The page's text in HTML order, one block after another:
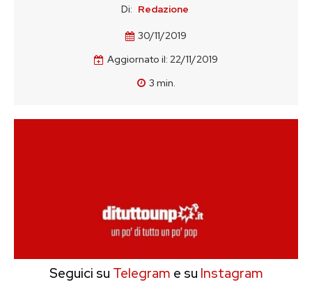
Di: Redazione
30/11/2019
Aggiornato il: 22/11/2019
3 min.
Seguici su Telegram e su Instagram